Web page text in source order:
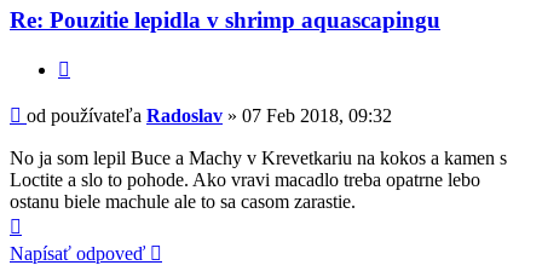
Radoslav
Re: Pouzitie lepidla v shrimp aquascapingu
Príspevok
od používateľa Radoslav » 07 Feb 2018, 09:32
No ja som lepil Buce a Machy v Krevetkariu na kokos a kamen s
Loctite a slo to pohode. Ako vravi macadlo treba opatrne lebo
ostanu biele machule ale to sa casom zarastie.
Napísať odpoveď